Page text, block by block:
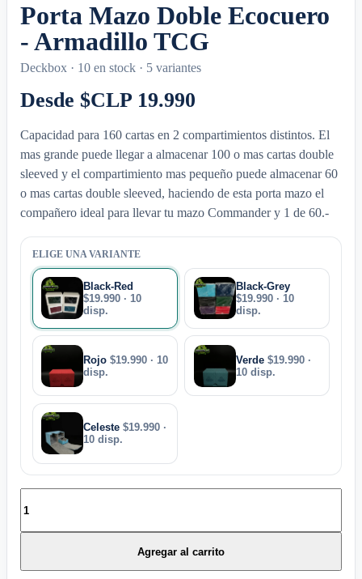
Porta Mazo Doble Ecocuero
- Armadillo TCG
Deckbox · 10 en stock · 5 variantes
Desde $CLP 19.990
Capacidad para 160 cartas en 2 compartimientos distintos. El
mas grande puede llegar a almacenar 100 o mas cartas double
sleeved y el compartimiento mas pequeño puede almacenar 60
o mas cartas double sleeved, haciendo de esta porta mazo el
compañero ideal para llevar tu mazo Commander y 1 de 60.-
ELIGE UNA VARIANTE
Black-Red
$19.990 · 10
disp.
Black-Grey
$19.990 · 10
disp.
Rojo $19.990 · 10
disp.
Verde $19.990 ·
10 disp.
Celeste $19.990 ·
10 disp.
Agregar al carrito